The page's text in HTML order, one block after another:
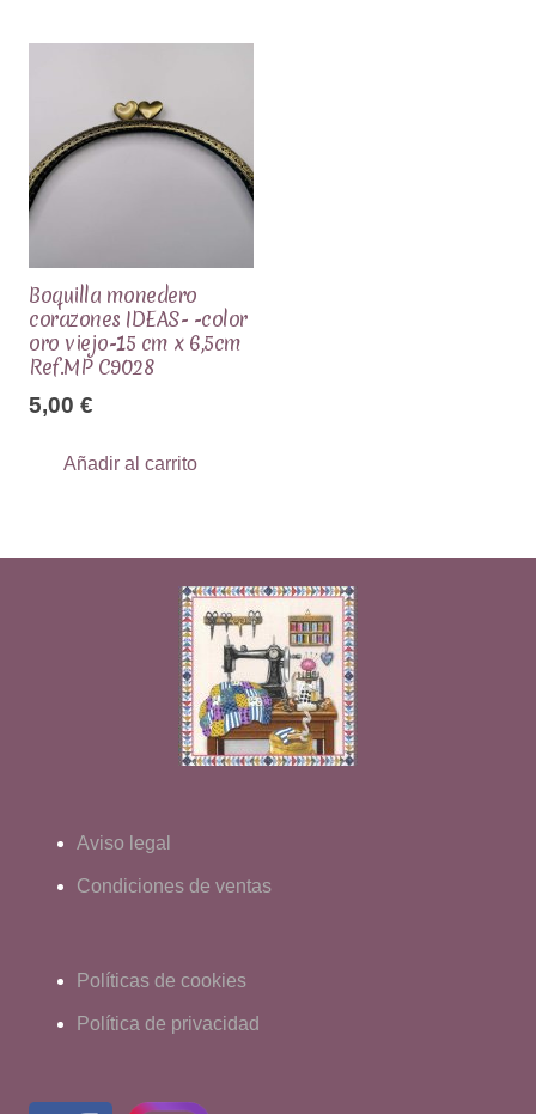
Boquilla monedero
corazones IDEAS- -color
oro viejo-15 cm x 6,5cm
Ref.MP C9028
5,00 €
Añadir al carrito
Aviso legal
Condiciones de ventas
Políticas de cookies
Política de privacidad